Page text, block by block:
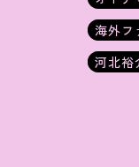
海外フ
河北裕